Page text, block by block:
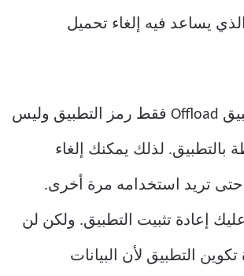
يساعد فيه إلغاء تحميل
تحذف ميزة تطبيق Offload فقط رمز التطبيق وليس
بالتطبيق. لذلك يمكنك إلغاء
حتى تريد استخدامه مرة أخرى.
إعادة تثبيت التطبيق. ولكن لن
التطبيق لأن البيانات